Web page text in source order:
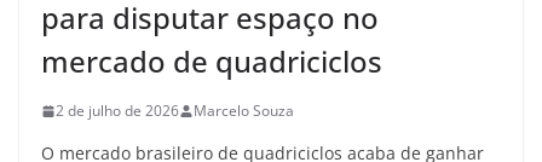
para disputar espaço no
mercado de quadriciclos
2 de julho de 2026 Marcelo Souza
O mercado brasileiro de quadriciclos acaba de ganhar